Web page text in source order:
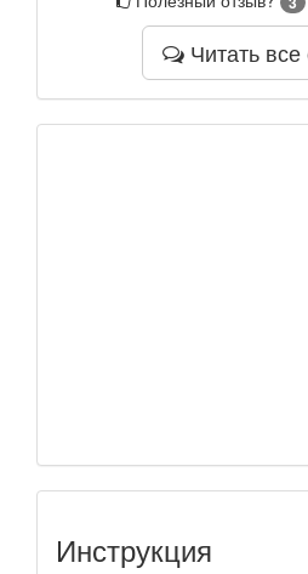
Читать все
Инструкция